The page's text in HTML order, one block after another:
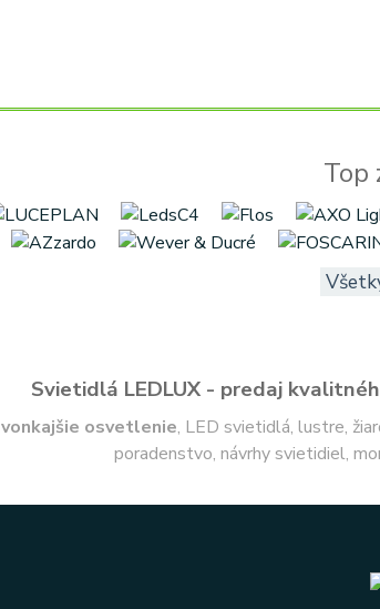
Top
Svietidlá LEDLUX - predaj
vonkajšie osvetlenie, LED svietidlá, lustre,
poradenstvo, návrhy svietidiel,